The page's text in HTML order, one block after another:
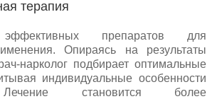
терапия
эффективных препаратов для
Опираясь на результаты
нарколог подбирает оптимальные
индивидуальные особенности
становится более